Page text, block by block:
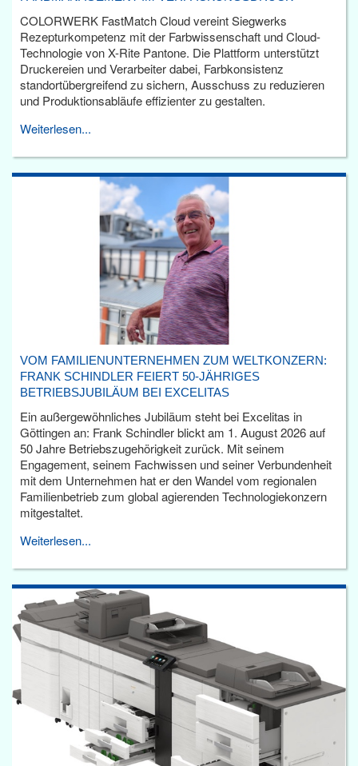
COLORWERK FastMatch Cloud vereint Siegwerks
Rezepturkompetenz mit der Farbwissenschaft und Cloud-
Technologie von X-Rite Pantone. Die Plattform unterstützt
Druckereien und Verarbeiter dabei, Farbkonsistenz
standortübergreifend zu sichern, Ausschuss zu reduzieren
und Produktionsabläufe effizienter zu gestalten.
Weiterlesen...
VOM FAMILIENUNTERNEHMEN ZUM WELTKONZERN:
FRANK SCHINDLER FEIERT 50-JÄHRIGES
BETRIEBSJUBILÄUM BEI EXCELITAS
Ein außergewöhnliches Jubiläum steht bei Excelitas in
Göttingen an: Frank Schindler blickt am 1. August 2026 auf
50 Jahre Betriebszugehörigkeit zurück. Mit seinem
Engagement, seinem Fachwissen und seiner Verbundenheit
mit dem Unternehmen hat er den Wandel vom regionalen
Familienbetrieb zum global agierenden Technologiekonzern
mitgestaltet.
Weiterlesen...